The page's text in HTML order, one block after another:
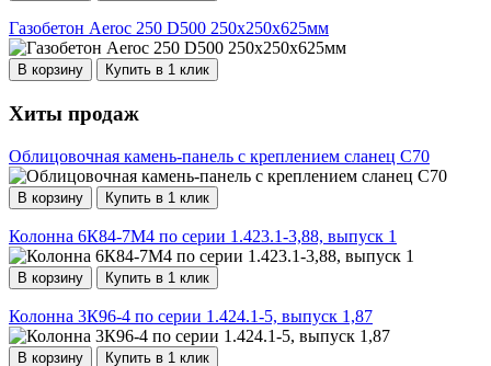
Газобетон Aeroc 250 D500 250х250х625мм
В корзину Купить в 1 клик
Хиты продаж
Облицовочная камень-панель с креплением сланец С70
В корзину Купить в 1 клик
Колонна 6К84-7М4 по серии 1.423.1-3,88, выпуск 1
В корзину Купить в 1 клик
Колонна 3К96-4 по серии 1.424.1-5, выпуск 1,87
В корзину Купить в 1 клик